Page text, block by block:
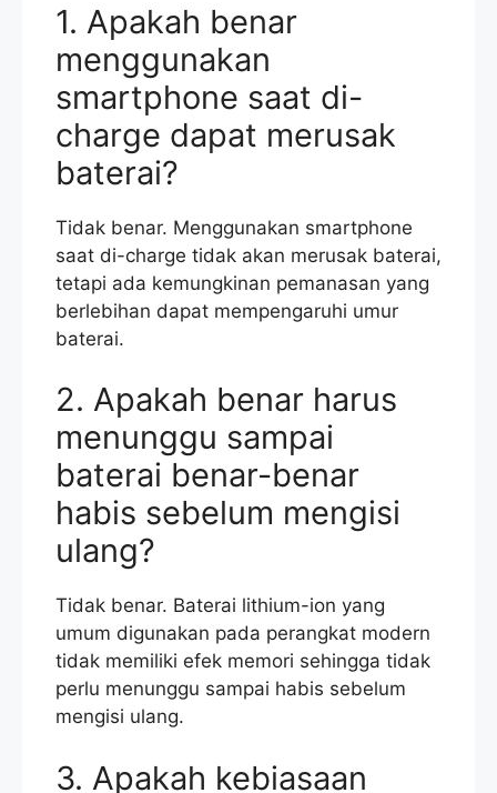
1. Apakah benar
menggunakan
smartphone saat di-
charge dapat merusak
baterai?
Tidak benar. Menggunakan smartphone
saat di-charge tidak akan merusak baterai,
tetapi ada kemungkinan pemanasan yang
berlebihan dapat mempengaruhi umur
baterai.
2. Apakah benar harus
menunggu sampai
baterai benar-benar
habis sebelum mengisi
ulang?
Tidak benar. Baterai lithium-ion yang
umum digunakan pada perangkat modern
tidak memiliki efek memori sehingga tidak
perlu menunggu sampai habis sebelum
mengisi ulang.
3. Apakah kebiasaan